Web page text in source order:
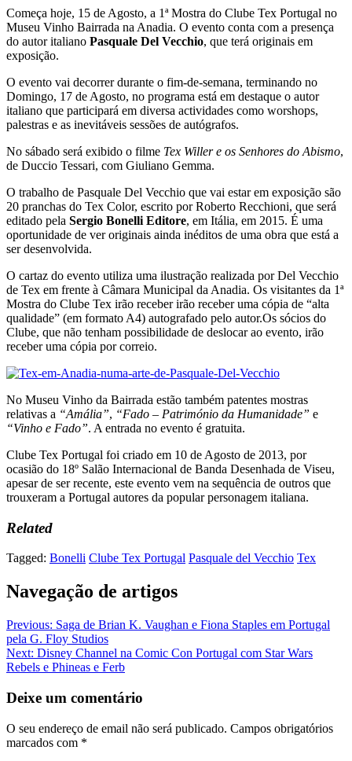
Começa hoje, 15 de Agosto, a 1ª Mostra do Clube Tex Portugal no
Museu Vinho Bairrada na Anadia. O evento conta com a presença
do autor italiano Pasquale Del Vecchio, que terá originais em
exposição.
O evento vai decorrer durante o fim-de-semana, terminando no
Domingo, 17 de Agosto, no programa está em destaque o autor
italiano que participará em diversa actividades como worshops,
palestras e as inevitáveis sessões de autógrafos.
No sábado será exibido o filme Tex Willer e os Senhores do Abismo,
de Duccio Tessari, com Giuliano Gemma.
O trabalho de Pasquale Del Vecchio que vai estar em exposição são
20 pranchas do Tex Color, escrito por Roberto Recchioni, que será
editado pela Sergio Bonelli Editore, em Itália, em 2015. É uma
oportunidade de ver originais ainda inéditos de uma obra que está a
ser desenvolvida.
O cartaz do evento utiliza uma ilustração realizada por Del Vecchio
de Tex em frente à Câmara Municipal da Anadia. Os visitantes da 1ª
Mostra do Clube Tex irão receber irão receber uma cópia de “alta
qualidade” (em formato A4) autografado pelo autor.Os sócios do
Clube, que não tenham possibilidade de deslocar ao evento, irão
receber uma cópia por correio.
No Museu Vinho da Bairrada estão também patentes mostras
relativas a “Amália”, “Fado – Património da Humanidade” e
“Vinho e Fado”. A entrada no evento é gratuita.
Clube Tex Portugal foi criado em 10 de Agosto de 2013, por
ocasião do 18º Salão Internacional de Banda Desenhada de Viseu,
apesar de ser recente, este evento vem na sequência de outros que
trouxeram a Portugal autores da popular personagem italiana.
Related
Tagged: Bonelli Clube Tex Portugal Pasquale del Vecchio Tex
Navegação de artigos
Previous: Saga de Brian K. Vaughan e Fiona Staples em Portugal
pela G. Floy Studios
Next: Disney Channel na Comic Con Portugal com Star Wars
Rebels e Phineas e Ferb
Deixe um comentário
O seu endereço de email não será publicado. Campos obrigatórios
marcados com *